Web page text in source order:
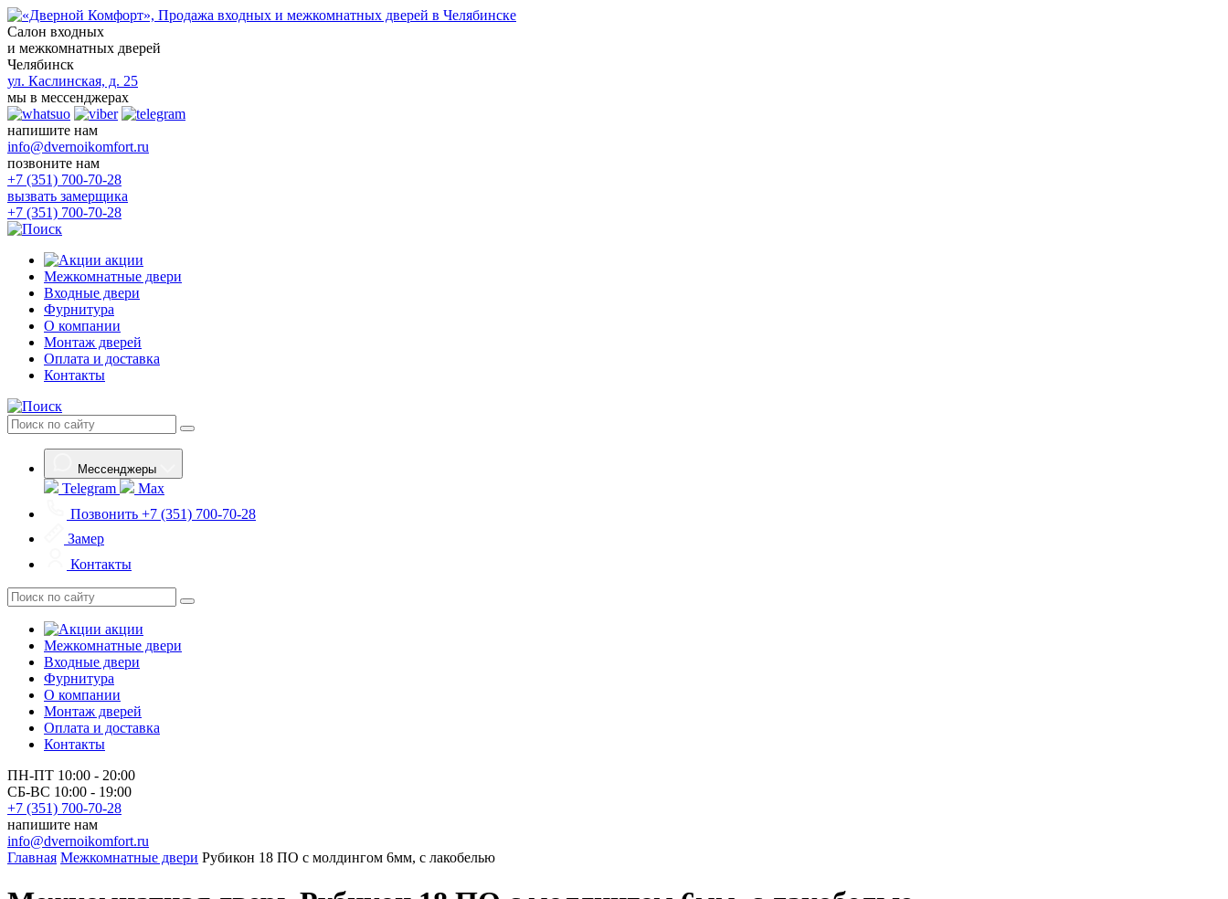
Салон входных
и межкомнатных дверей
Челябинск
ул. Каслинская, д. 25
мы в мессенджерах
напишите нам
info@dvernoikomfort.ru
позвоните нам
+7 (351) 700-70-28
вызвать замерщика
+7 (351) 700-70-28
акции
Межкомнатные двери
Входные двери
Фурнитура
О компании
Монтаж дверей
Оплата и доставка
Контакты
Мессенджеры
Telegram
Max
Позвонить +7 (351) 700-70-28
Замер
Контакты
акции
Межкомнатные двери
Входные двери
Фурнитура
О компании
Монтаж дверей
Оплата и доставка
Контакты
ПН-ПТ 10:00 - 20:00
СБ-ВС 10:00 - 19:00
+7 (351) 700-70-28
напишите нам
info@dvernoikomfort.ru
Главная Межкомнатные двери Рубикон 18 ПО с молдингом 6мм, с лакобелью